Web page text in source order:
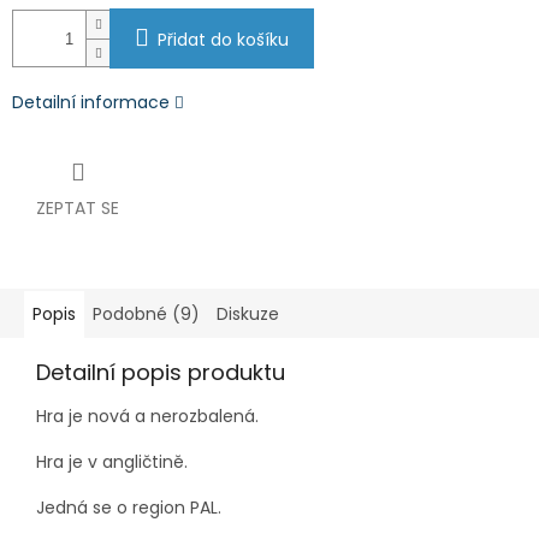
Přidat do košíku
Detailní informace
ZEPTAT SE
Popis Podobné (9) Diskuze
Detailní popis produktu
Hra je nová a nerozbalená.
Hra je v angličtině.
Jedná se o region PAL.